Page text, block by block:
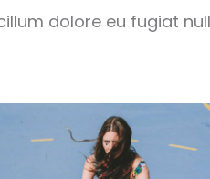
dolore eu fugiat